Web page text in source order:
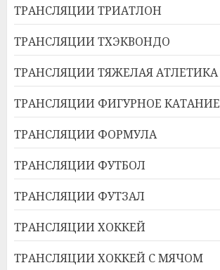
ТРАНСЛЯЦИИ ТРИАТЛОН
ТРАНСЛЯЦИИ ТХЭКВОНДО
ТРАНСЛЯЦИИ ТЯЖЕЛАЯ АТЛЕТИКА
ТРАНСЛЯЦИИ ФИГУРНОЕ КАТАНИЕ
ТРАНСЛЯЦИИ ФОРМУЛА
ТРАНСЛЯЦИИ ФУТБОЛ
ТРАНСЛЯЦИИ ФУТЗАЛ
ТРАНСЛЯЦИИ ХОККЕЙ
ТРАНСЛЯЦИИ ХОККЕЙ С МЯЧОМ